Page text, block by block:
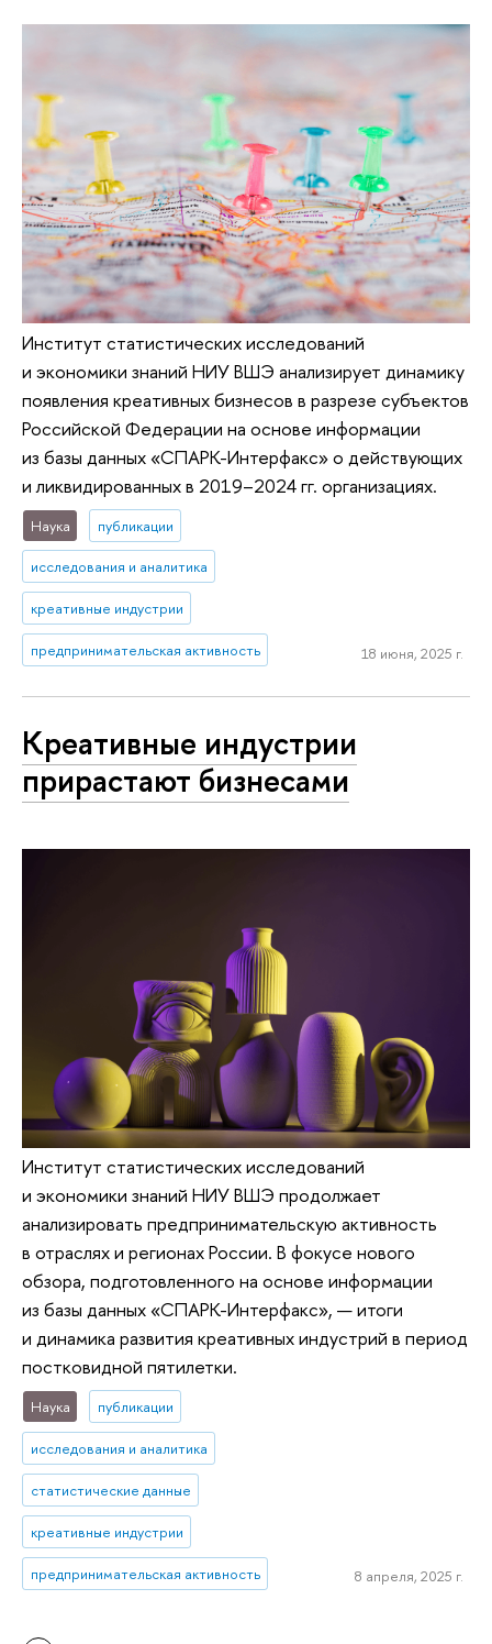
Институт статистических исследований
и экономики знаний НИУ ВШЭ анализирует динамику
появления креативных бизнесов в разрезе субъектов
Российской Федерации на основе информации
из базы данных «СПАРК-Интерфакс» о действующих
и ликвидированных в 2019–2024 гг. организациях.
Наука публикации
исследования и аналитика
креативные индустрии
предпринимательская активность 18 июня, 2025 г.
Креативные индустрии
прирастают бизнесами
Институт статистических исследований
и экономики знаний НИУ ВШЭ продолжает
анализировать предпринимательскую активность
в отраслях и регионах России. В фокусе нового
обзора, подготовленного на основе информации
из базы данных «СПАРК-Интерфакс», — итоги
и динамика развития креативных индустрий в период
постковидной пятилетки.
Наука публикации
исследования и аналитика
статистические данные
креативные индустрии
предпринимательская активность 8 апреля, 2025 г.